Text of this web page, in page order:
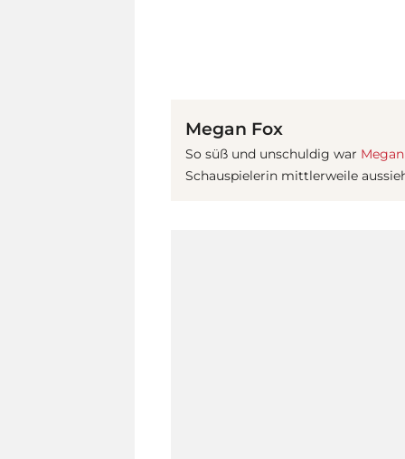
Megan Fox
So süß und unschuldig war
Schauspielerin mittlerweile